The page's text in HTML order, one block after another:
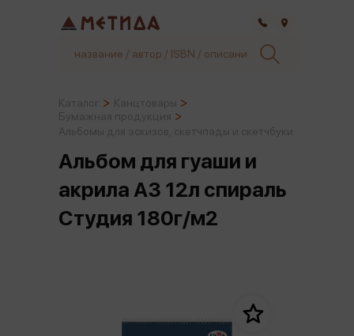
Альбом для гуаши и
акрила А3 12л спираль
Студия 180г/м2